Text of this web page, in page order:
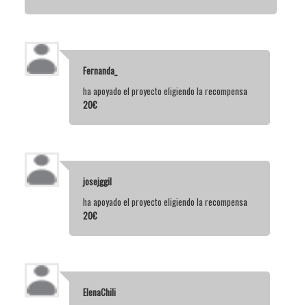
Fernanda_
ha apoyado el proyecto eligiendo la recompensa
20€
josejggil
ha apoyado el proyecto eligiendo la recompensa
20€
ElenaChili